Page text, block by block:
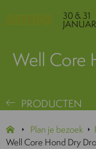
30 & 31
Well Core
PRODUCTEN
Plan je bezoek
Well Core Hond Dry